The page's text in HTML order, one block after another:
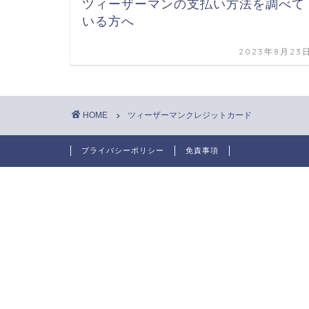
ツィーザーマンの支払い方法を調べて
いる方へ
2023年8月23
HOME ツィーザーマンクレジットカード
プライバシーポリシー 免責事項